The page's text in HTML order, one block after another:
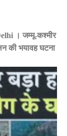
। जम्मू-कश्मीर
की भयावह घटना